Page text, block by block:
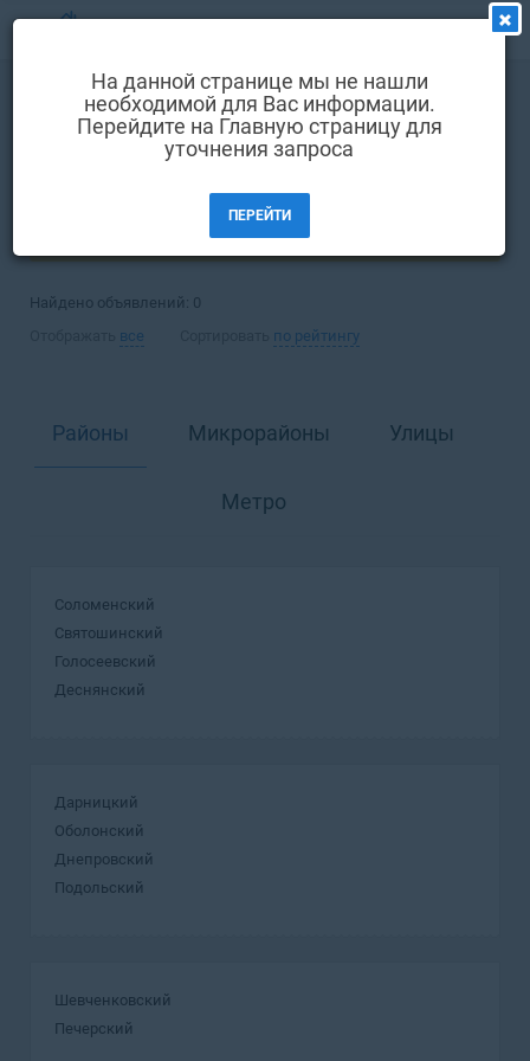
Выбрать язык
Вход и регистрация
Комментарии к объявления
Как добавить объявление
Аренда Комната
ФИЛЬТРЫ (1)
Найдено объявлений: 0
все по рейтингу
Районы Микрорайоны Улицы
Метро
Соломенский
Святошинский
Голосеевский
Деснянский
Дарницкий
Оболонский
Днепровский
Подольский
Шевченковский
Печерский
На данной странице мы не нашли
необходимой для Вас информации.
Перейдите на Главную страницу для
уточнения запроса
ПЕРЕЙТИ